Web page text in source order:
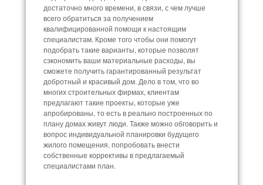
достаточно много времени, в связи, с чем лучше
всего обратиться за получением
квалифицированной помощи к настоящим
специалистам. Кроме того чтобы они помогут
подобрать такие варианты, которые позволят
сэкономить ваши материальные расходы, вы
сможете получить гарантированный результат
добротный и красивый дом. Дело в том, что во
многих строительных фирмах, клиентам
предлагают такие проекты, которые уже
апробированы, то есть в реально построенных по
плану домах живут люди. Также можно обговорить и
вопрос индивидуальной планировки будущего
жилого помещения, попробовать внести
собственные коррективы в предлагаемый
специалистами план.